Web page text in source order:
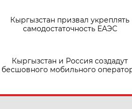
Кыргызстан призвал укреплять
самодостаточность ЕАЭС
Кыргызстан и Россия создадут
бесшовного мобильного